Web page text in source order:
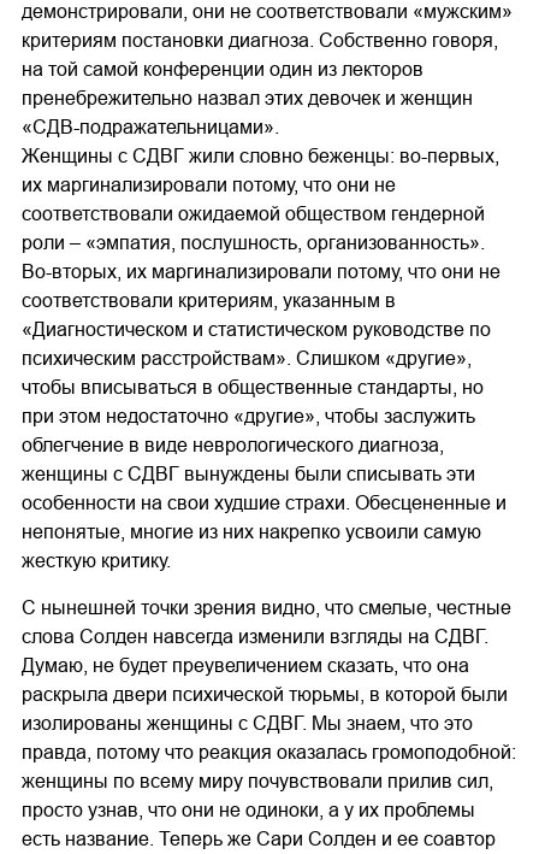
демонстрировали, они не соответствовали «мужским»
критериям постановки диагноза. Собственно говоря,
на той самой конференции один из лекторов
пренебрежительно назвал этих девочек и женщин
«СДВ-подражательницами».
Женщины с СДВГ жили словно беженцы: во-первых,
их маргинализировали потому, что они не
соответствовали ожидаемой обществом гендерной
роли – «эмпатия, послушность, организованность».
Во-вторых, их маргинализировали потому, что они не
соответствовали критериям, указанным в
«Диагностическом и статистическом руководстве по
психическим расстройствам». Слишком «другие»,
чтобы вписываться в общественные стандарты, но
при этом недостаточно «другие», чтобы заслужить
облегчение в виде неврологического диагноза,
женщины с СДВГ вынуждены были списывать эти
особенности на свои худшие страхи. Обесцененные и
непонятые, многие из них накрепко усвоили самую
жесткую критику.
С нынешней точки зрения видно, что смелые, честные
слова Солден навсегда изменили взгляды на СДВГ.
Думаю, не будет преувеличением сказать, что она
раскрыла двери психической тюрьмы, в которой были
изолированы женщины с СДВГ. Мы знаем, что это
правда, потому что реакция оказалась громоподобной:
женщины по всему миру почувствовали прилив сил,
просто узнав, что они не одиноки, а у их проблемы
есть название. Теперь же Сари Солден и ее соавтор